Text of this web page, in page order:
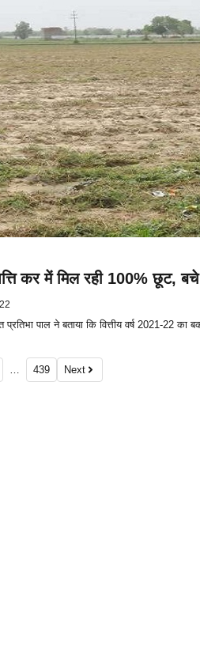
कर में मिल रही 100% छूट,
प्रतिभा पाल ने बताया कि वित्तीय वर्ष 2021-
439 Next